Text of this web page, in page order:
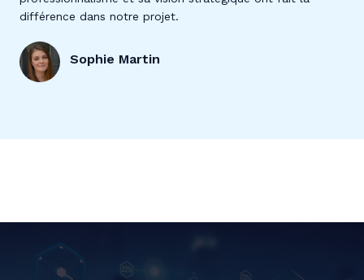
différence dans notre projet.
Sophie Martin